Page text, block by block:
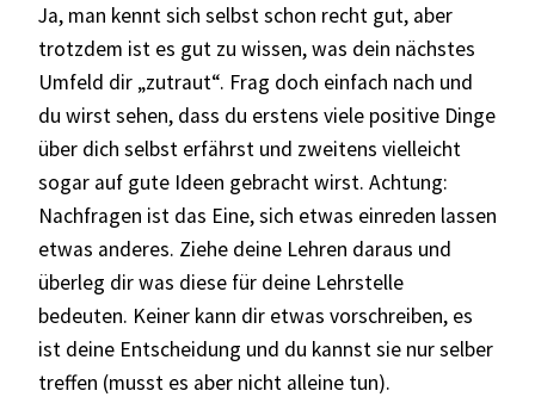
Ja, man kennt sich selbst schon recht gut, aber
trotzdem ist es gut zu wissen, was dein nächstes
Umfeld dir „zutraut“. Frag doch einfach nach und
du wirst sehen, dass du erstens viele positive Dinge
über dich selbst erfährst und zweitens vielleicht
sogar auf gute Ideen gebracht wirst. Achtung:
Nachfragen ist das Eine, sich etwas einreden lassen
etwas anderes. Ziehe deine Lehren daraus und
überleg dir was diese für deine Lehrstelle
bedeuten. Keiner kann dir etwas vorschreiben, es
ist deine Entscheidung und du kannst sie nur selber
treffen (musst es aber nicht alleine tun).